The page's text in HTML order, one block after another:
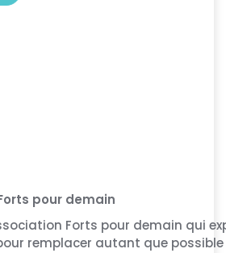
pour demain
Forts pour demain qui
remplacer autant que